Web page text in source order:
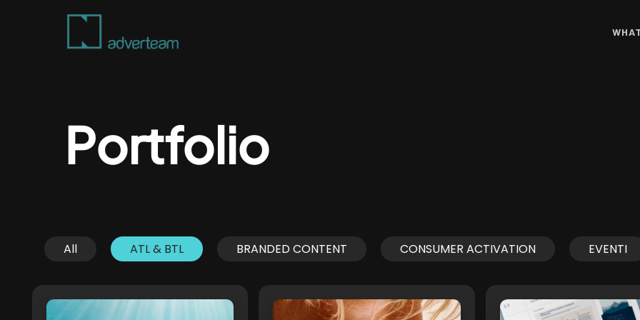
Portfolio
All ATL & BTL BRANDED CONTENT CONSUMER ACTIVATION EVENTI